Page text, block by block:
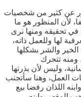
عن كثير من شخصيات
لأن المنظور هو ما
في تحقيقه ومنها نرى
لها وللعمل ذاته،
والشر بشكلها
ومنه تتحرك
وليس لأن بذرتها
العمل، وهنا سأتجنب
اللذان رفضا بيع